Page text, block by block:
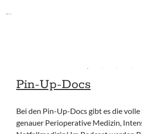
Pin-Up-Docs
Bei den Pin-Up-Docs gibt es die
genauer Perioperative Medizin,